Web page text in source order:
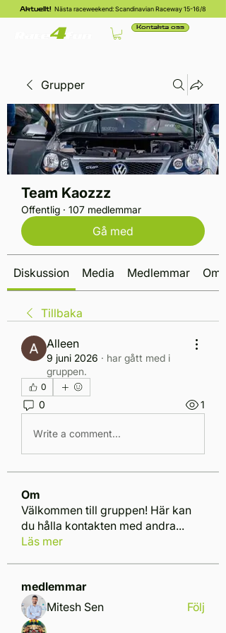
Aktuellt! Nästa raceweekend: Scandinavian Raceway 15-16/8
Kontakta oss
Grupper
Team Kaozzz
Offentlig · 107 medlemmar
Gå med
Diskussion Media Medlemmar Om
Tillbaka
Alleen
9 juni 2026 · har gått med i
gruppen.
0
0 1
Write a comment...
Om
Välkommen till gruppen! Här kan
du hålla kontakten med andra...
Läs mer
medlemmar
Mitesh Sen
Följ